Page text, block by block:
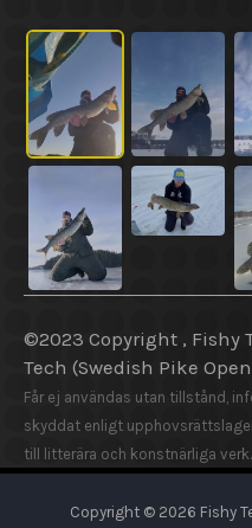
©2023 Copyright , Fishy
Tech (Swedish Pike
Får ej användas utan tillstånd,
skyddat enligt
till litterära och konstnärliga verk.
Copyright © 2026 Fishy